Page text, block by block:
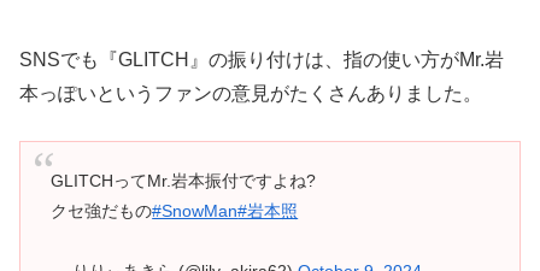
SNSでも『GLITCH』の振り付けは、指の使い方がMr.岩
本っぽいというファンの意見がたくさんありました。
GLITCHってMr.岩本振付ですよね?
クセ強だもの#SnowMan#岩本照